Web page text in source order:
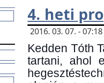
4. heti
2016. 03. 07. -
Kedden Tóth
tartani, ahol